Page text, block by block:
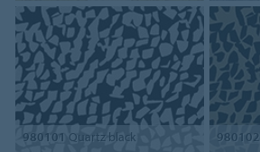
980101 Quartz black 980102